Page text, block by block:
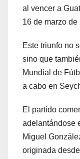
al vencer a
16 de marzo de
Este triunfo no
sino que
Mundial de
a cabo en
El partido
adelantándose
Miguel
originada